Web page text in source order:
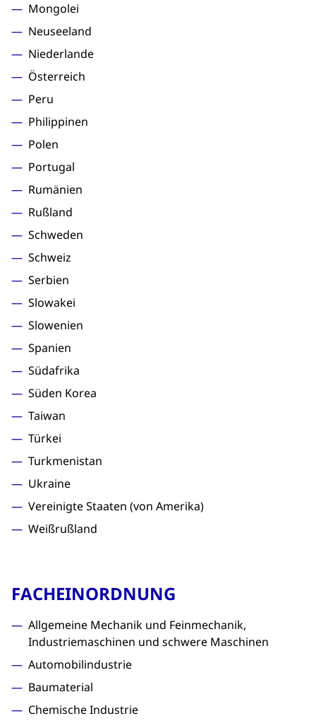
Mongolei
Neuseeland
Niederlande
Österreich
Peru
Philippinen
Polen
Portugal
Rumänien
Rußland
Schweden
Schweiz
Serbien
Slowakei
Slowenien
Spanien
Südafrika
Süden Korea
Taiwan
Türkei
Turkmenistan
Ukraine
Vereinigte Staaten (von Amerika)
Weißrußland
FACHEINORDNUNG
Allgemeine Mechanik und Feinmechanik,
Industriemaschinen und schwere Maschinen
Automobilindustrie
Baumaterial
Chemische Industrie